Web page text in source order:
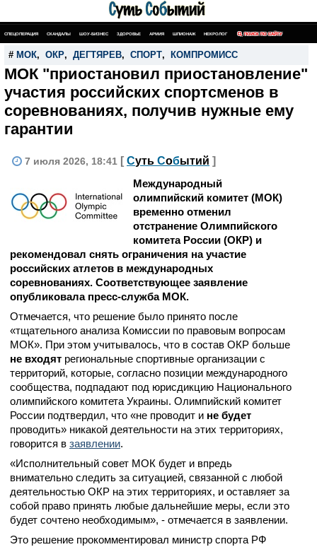
СПЕЦОПЕРАЦИЯ СКАНДАЛЫ ШОУ-БИЗНЕС ЗДОРОВЬЕ АРМИЯ ШПИОНАЖ НЕКРОЛОГ ПОИСК ПО САЙТУ
# МОК, ОКР, ДЕГТЯРЕВ, СПОРТ, КОМПРОМИСС
МОК "приостановил приостановление"
участия российских спортсменов в
соревнованиях, получив нужные ему
гарантии
7 июля 2026, 18:41 [ Суть Событий ]
Международный
олимпийский комитет (МОК)
временно отменил
отстранение Олимпийского
комитета России (ОКР) и
рекомендовал снять ограничения на участие
российских атлетов в международных
соревнованиях. Соответствующее заявление
опубликовала пресс-служба МОК.
Отмечается, что решение было принято после
«тщательного анализа Комиссии по правовым вопросам
МОК». При этом учитывалось, что в состав ОКР больше
не входят региональные спортивные организации с
территорий, которые, согласно позиции международного
сообщества, подпадают под юрисдикцию Национального
олимпийского комитета Украины. Олимпийский комитет
России подтвердил, что «не проводит и не будет
проводить» никакой деятельности на этих территориях,
говорится в заявлении.
«Исполнительный совет МОК будет и впредь
внимательно следить за ситуацией, связанной с любой
деятельностью ОКР на этих территориях, и оставляет за
собой право принять любые дальнейшие меры, если это
будет сочтено необходимым», - отмечается в заявлении.
Это решение прокомментировал министр спорта РФ